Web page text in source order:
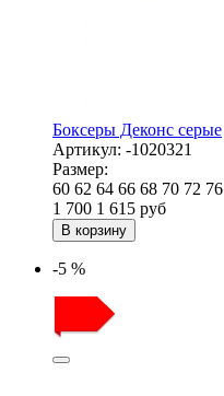
Боксеры Деконс серые
Артикул: -1020321
Размер:
60 62 64 66 68 70 72 76
1 700 1 615 руб
В корзину
-5 %